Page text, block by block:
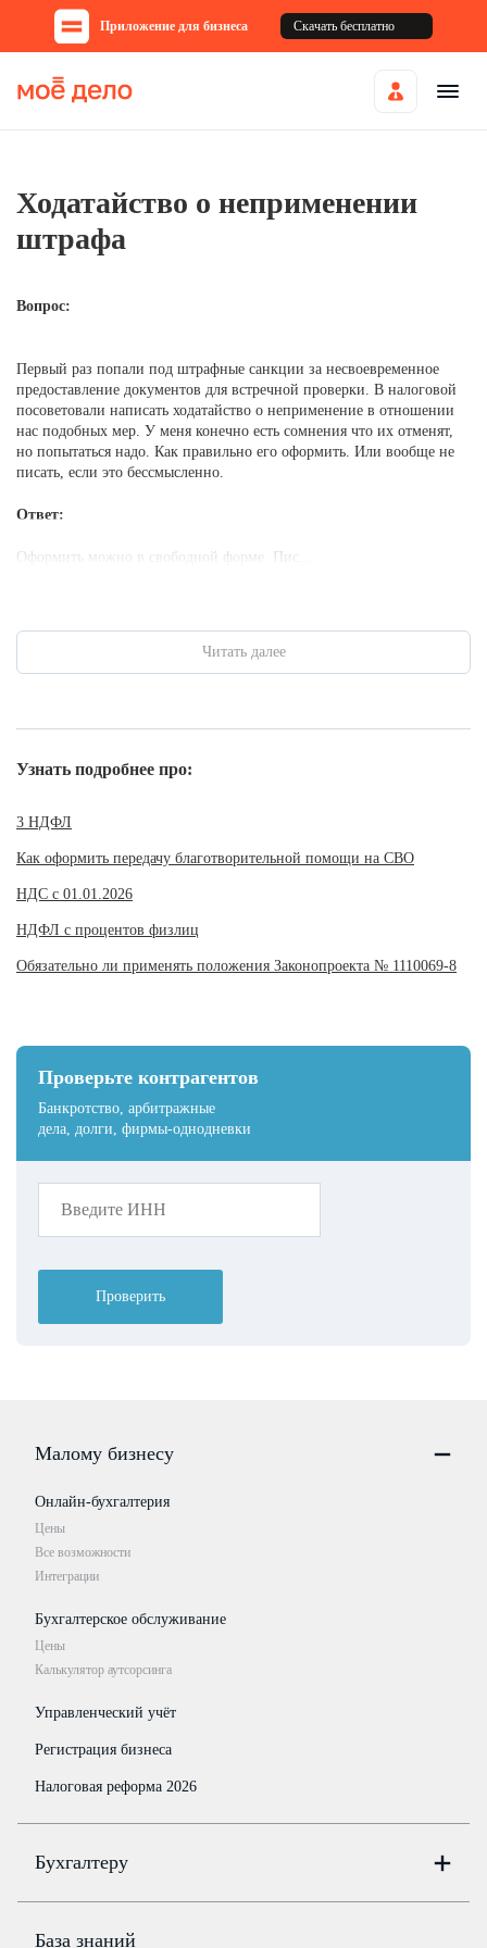
Приложение для бизнеса Скачать бесплатно
Проверьте контрагентов
Банкротство, арбитражные
дела, долги, фирмы-однодневки
Проверить
Ходатайство о неприменении
штрафа
Вопрос:
Первый раз попали под штрафные санкции за несвоевременное
предоставление документов для встречной проверки. В налоговой
посоветовали написать ходатайство о неприменение в отношении
нас подобных мер. У меня конечно есть сомнения что их отменят,
но попытаться надо. Как правильно его оформить. Или вообще не
писать, если это бессмысленно.
Ответ:
Оформить можно в свободной форме. Пис...
Читать далее
Узнать подробнее про:
3 НДФЛ
Как оформить передачу благотворительной помощи на СВО
НДС с 01.01.2026
НДФЛ с процентов физлиц
Обязательно ли применять положения Законопроекта № 1110069-8
Малому бизнесу
Онлайн-бухгалтерия
Цены
Все возможности
Интеграции
Бухгалтерское обслуживание
Цены
Калькулятор аутсорсинга
Управленческий учёт
Регистрация бизнеса
Налоговая реформа 2026
Бухгалтеру
Цены
База знаний